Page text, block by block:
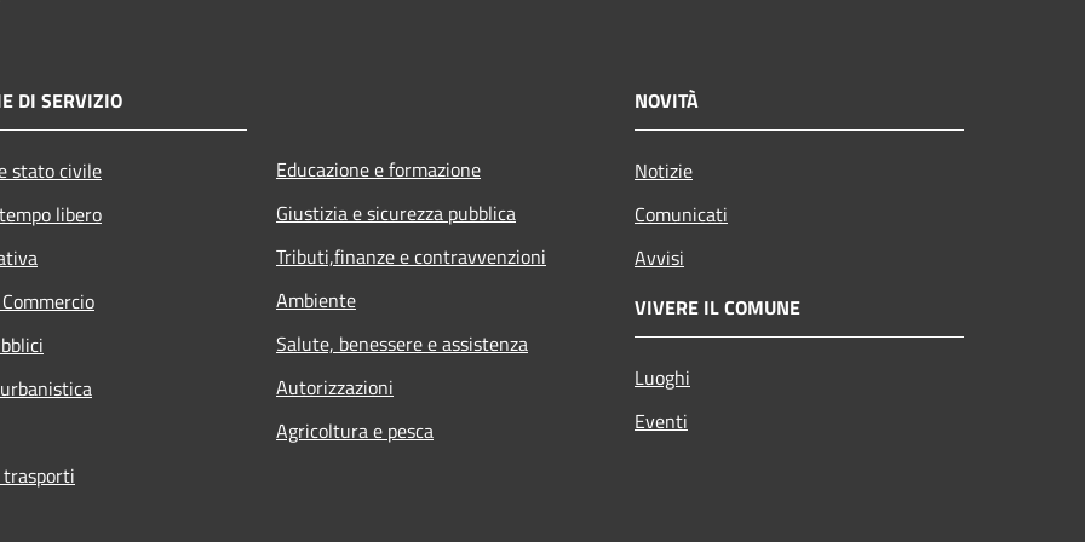
DI SERVIZIO
stato civile
libero
Educazione e formazione
Giustizia e sicurezza pubblica
Tributi,finanze e contravvenzioni
Ambiente
Salute, benessere e assistenza
Autorizzazioni
Agricoltura e pesca
NOVITÀ
Notizie
Comunicati
Avvisi
VIVERE IL COMUNE
Luoghi
Eventi